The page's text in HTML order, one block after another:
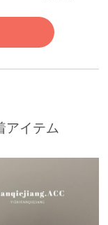
アイテム